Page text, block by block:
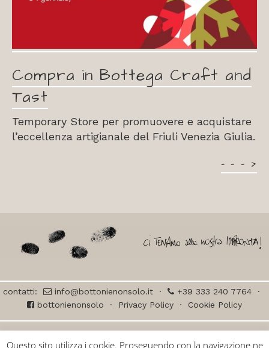
Compra in Bottega Craft and
Tast
Temporary Store per promuovere e acquistare
l’eccellenza artigianale del Friuli Venezia Giulia.
– – – >
contatti: info@bottonienonsolo.it · +39 333 240 7764 ·
bottonienonsolo · Privacy Policy · Cookie Policy
Questo sito utilizza i cookie. Proseguendo con la navigazione ne